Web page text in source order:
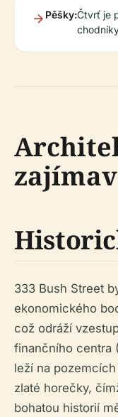
Pěšky:Čtvrť je
333 Bush Street
ekonomického
což odráží
finančního centra
leží na
zlaté horečky,
bohatou historií